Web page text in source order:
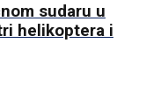
sudaru u
helikoptera i